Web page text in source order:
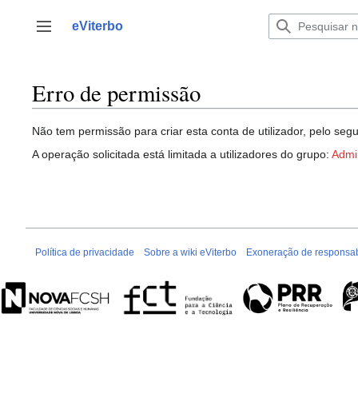
para
Alternar barra lateral
eViterbo
Erro de permissão
Não tem permissão para criar esta conta de utilizador, pelo
A operação solicitada está limitada a utilizadores do grupo:
Política de privacidade Sobre a wiki eViterbo Exoneração de